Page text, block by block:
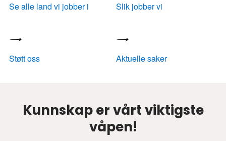
Se alle land vi jobber i Slik jobber vi
Støtt oss Aktuelle saker
Kunnskap er vårt viktigste
våpen!